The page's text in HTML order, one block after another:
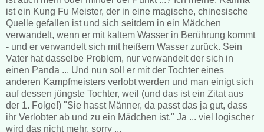
ist ein Kung Fu Meister, der in eine magische, chinesische
Quelle gefallen ist und sich seitdem in ein Mädchen
verwandelt, wenn er mit kaltem Wasser in Berührung kommt
- und er verwandelt sich mit heißem Wasser zurück. Sein
Vater hat dasselbe Problem, nur verwandelt der sich in
einen Panda ... Und nun soll er mit der Tochter eines
anderen Kampfmeisters verlobt werden und man einigt sich
auf dessen jüngste Tochter, weil (und das ist ein Zitat aus
der 1. Folge!) "Sie hasst Männer, da passt das ja gut, dass
ihr Verlobter ab und zu ein Mädchen ist." Ja ... viel logischer
wird das nicht mehr, sorry ...